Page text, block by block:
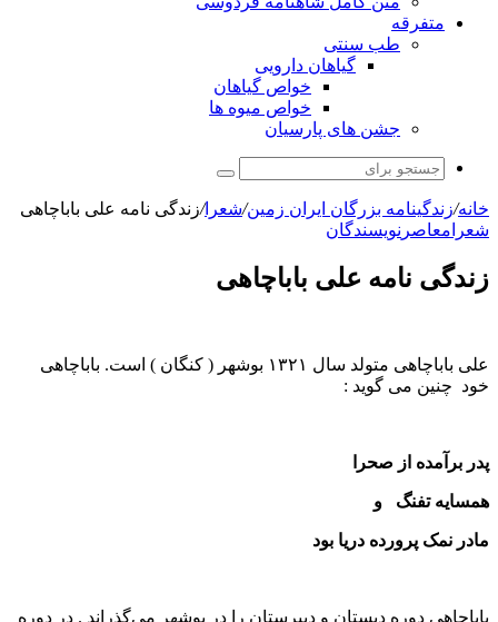
متفرقه
طب سنتی
گیاهان دارویی
خواص گیاهان
خواص میوه ها
جشن های پارسیان
جستجو
برای
خانه/زندگینامه بزرگان ایران زمین/شعرا/زندگی نامه علی باباچاهی
شعرا معاصر نویسندگان
زندگی نامه علی باباچاهی
علی باباچاهی متولد سال ۱۳۲۱ بوشهر ( کنگان ) است. باباچاهی
خود چنین می گوید :
پدر برآمده از صحرا
همسایه تفنگ و
مادر نمک پرورده دریا بود
باباچاهی دوره دبستان و دبیرستان را در بوشهر می‌گذراند . در دوره